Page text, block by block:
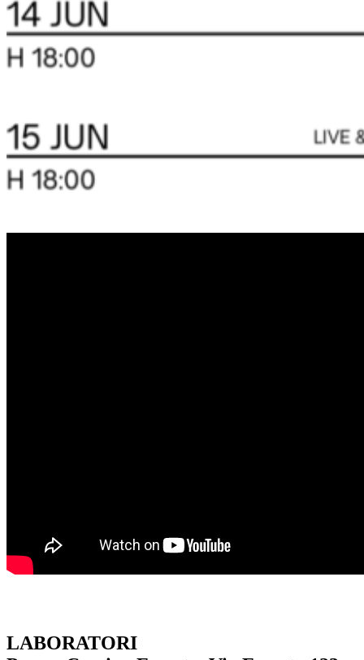
LABORATORI